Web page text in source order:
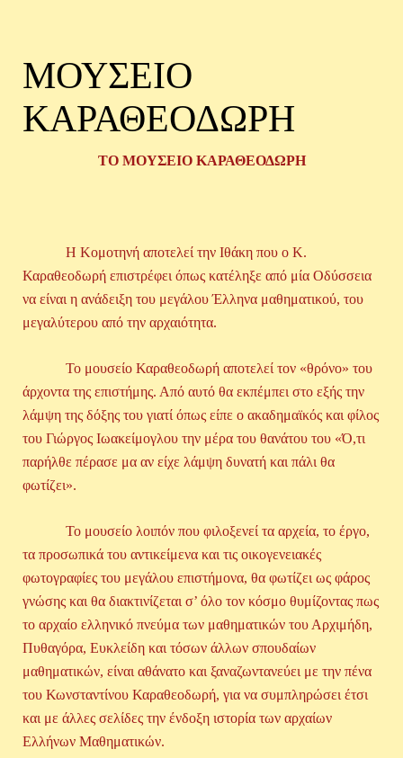
ΜΟΥΣΕΙΟ
ΚΑΡΑΘΕΟΔΩΡΗ
ΤΟ ΜΟΥΣΕΙΟ ΚΑΡΑΘΕΟΔΩΡΗ
Η Κομοτηνή αποτελεί την Ιθάκη που ο Κ.
Καραθεοδωρή επιστρέφει όπως κατέληξε από μία Οδύσσεια
να είναι η ανάδειξη του μεγάλου Έλληνα μαθηματικού, του
μεγαλύτερου από την αρχαιότητα.
Το μουσείο Καραθεοδωρή αποτελεί τον «θρόνο» του
άρχοντα της επιστήμης. Από αυτό θα εκπέμπει στο εξής την
λάμψη της δόξης του γιατί όπως είπε ο ακαδημαϊκός και φίλος
του Γιώργος Ιωακείμογλου την μέρα του θανάτου του «Ό,τι
παρήλθε πέρασε μα αν είχε λάμψη δυνατή και πάλι θα
φωτίζει».
Το μουσείο λοιπόν που φιλοξενεί τα αρχεία, το έργο,
τα προσωπικά του αντικείμενα και τις οικογενειακές
φωτογραφίες του μεγάλου επιστήμονα, θα φωτίζει ως φάρος
γνώσης και θα διακτινίζεται σ’ όλο τον κόσμο θυμίζοντας πως
το αρχαίο ελληνικό πνεύμα των μαθηματικών του Αρχιμήδη,
Πυθαγόρα, Ευκλείδη και τόσων άλλων σπουδαίων
μαθηματικών, είναι αθάνατο και ξαναζωντανεύει με την πένα
του Κωνσταντίνου Καραθεοδωρή, για να συμπληρώσει έτσι
και με άλλες σελίδες την ένδοξη ιστορία των αρχαίων
Ελλήνων Μαθηματικών.